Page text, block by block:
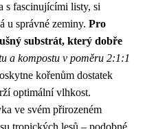
s fascinujícími listy, si
u správné zeminy. Pro
substrát, který dobře
a kompostu v poměru 2:1:1
kořenům dostatek
optimální vlhkost.
ve svém přirozeném
tropických lesů – podobné